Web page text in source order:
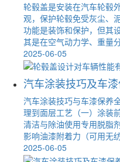
轮毂盖是安装在汽车轮毂
观，保护轮毂免受灰尘、
功能是装饰和保护，但其
其是在空气动力学、重量
2025-06-05
汽车涂装技巧及车
汽车涂装技巧与车漆保养
理到面层工艺（一）涂装
清洁与除油使用专用脱脂
影响油漆附着力（可用无
2025-06-05